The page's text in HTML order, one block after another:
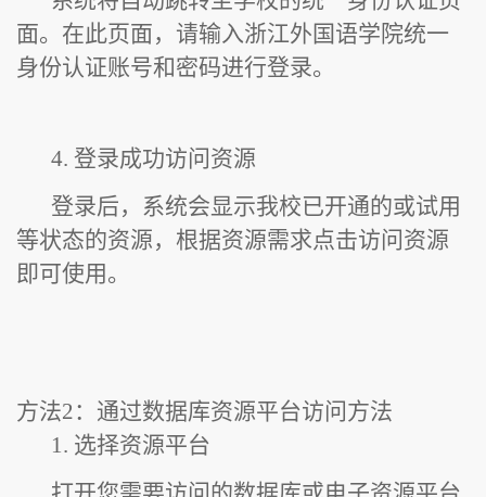
面。在此页面，请输入浙江外国语学院统一
身份认证账号和密码进行登录。
4. 登录成功访问资源
登录后，系统会显示我校已开通的或试用
等状态的资源，根据资源需求点击访问资源
即可使用。
方法2：通过数据库资源平台访问方法
1. 选择资源平台